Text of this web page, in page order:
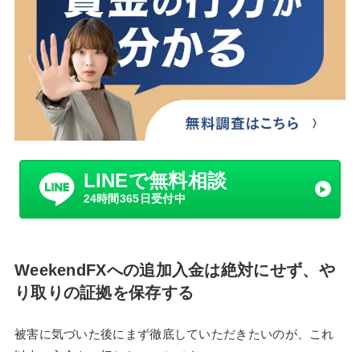
LINEで無料相談
24時間365日受付中
WeekendFXへの追加入金は絶対にせず、や
り取りの証拠を保存する
被害に気づいた後にまず徹底していただきたいのが、これ